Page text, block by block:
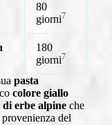
80
giorni7
180
giorni7
pasta
colore giallo
di erbe alpine che
del